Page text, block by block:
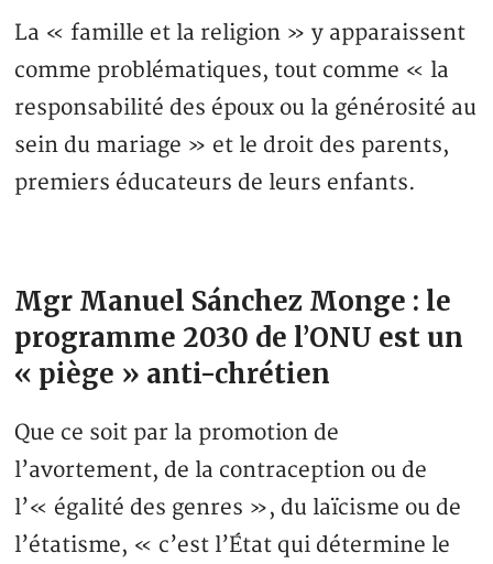
La « famille et la religion » y apparaissent
comme problématiques, tout comme « la
responsabilité des époux ou la générosité au
sein du mariage » et le droit des parents,
premiers éducateurs de leurs enfants.
Mgr Manuel Sánchez Monge : le
programme 2030 de l’ONU est un
« piège » anti-chrétien
Que ce soit par la promotion de
l’avortement, de la contraception ou de
l’« égalité des genres », du laïcisme ou de
l’étatisme, « c’est l’État qui détermine le